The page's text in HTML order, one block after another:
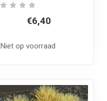
€6,40
Niet op voorraad